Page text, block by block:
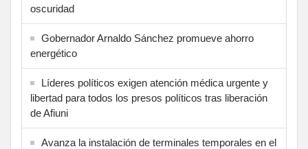
oscuridad
Gobernador Arnaldo Sánchez promueve ahorro
energético
Líderes políticos exigen atención médica urgente y
libertad para todos los presos políticos tras liberación
de Afiuni
Avanza la instalación de terminales temporales en el